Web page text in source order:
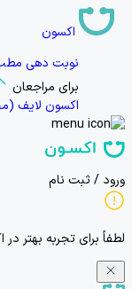
اکسون
نوبت دهی
برای مراجعان
اکسون لایف
ورود / ثبت نام
لطفاً برای تجربه بهتر در